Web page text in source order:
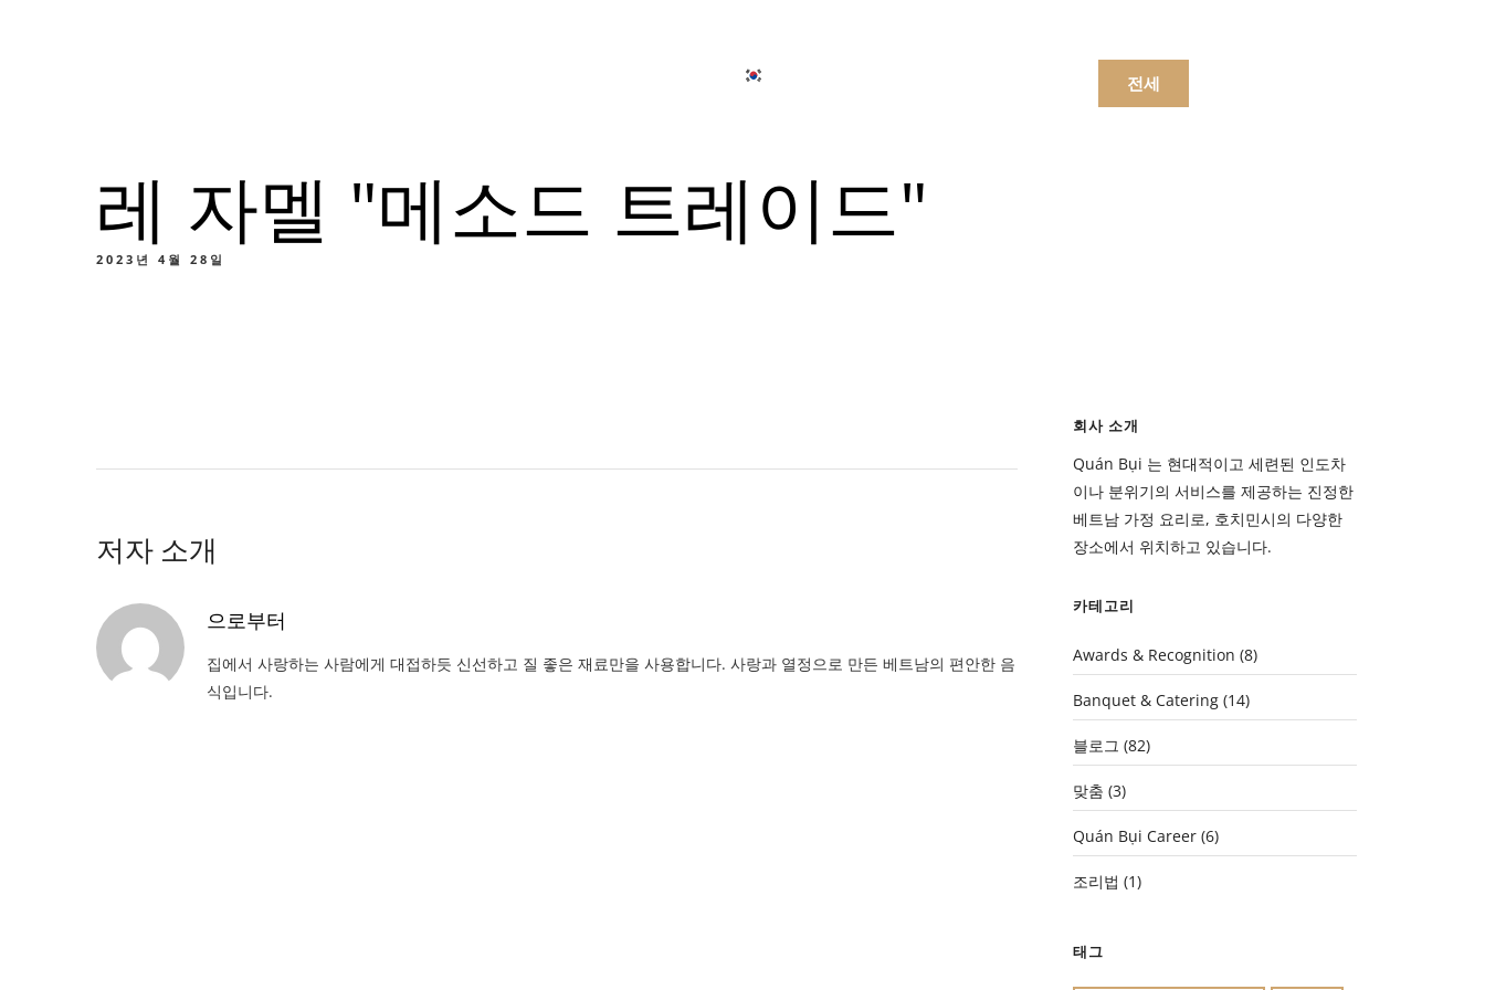
맞춤 메뉴
음료수
日本語
전세
메뉴
레 자멜 "메소드 트레이드"
2023년 4월 28일
저자 소개
으로부터
집에서 사랑하는 사람에게 대접하듯 신선하고 질 좋은 재료만을 사용합니다. 사랑과 열정으로 만든 베트남의 편안한 음
식입니다.
회사 소개
Quán Bụi 는 현대적이고 세련된 인도차
이나 분위기의 서비스를 제공하는 진정한
베트남 가정 요리로, 호치민시의 다양한
장소에서 위치하고 있습니다.
카테고리
Awards & Recognition (8)
Banquet & Catering (14)
블로그 (82)
맞춤 (3)
Quán Bụi Career (6)
조리법 (1)
태그